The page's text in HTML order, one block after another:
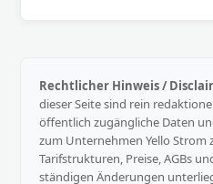
Rechtlicher Hinweis /
dieser Seite sind rein
öffentlich zugängliche Daten
zum Unternehmen Yello Strom
Tarifstrukturen, Preise, AGBs
ständigen Änderungen